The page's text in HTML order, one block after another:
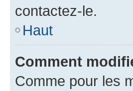
contactez-le.
Haut
Comment
Comme pour les